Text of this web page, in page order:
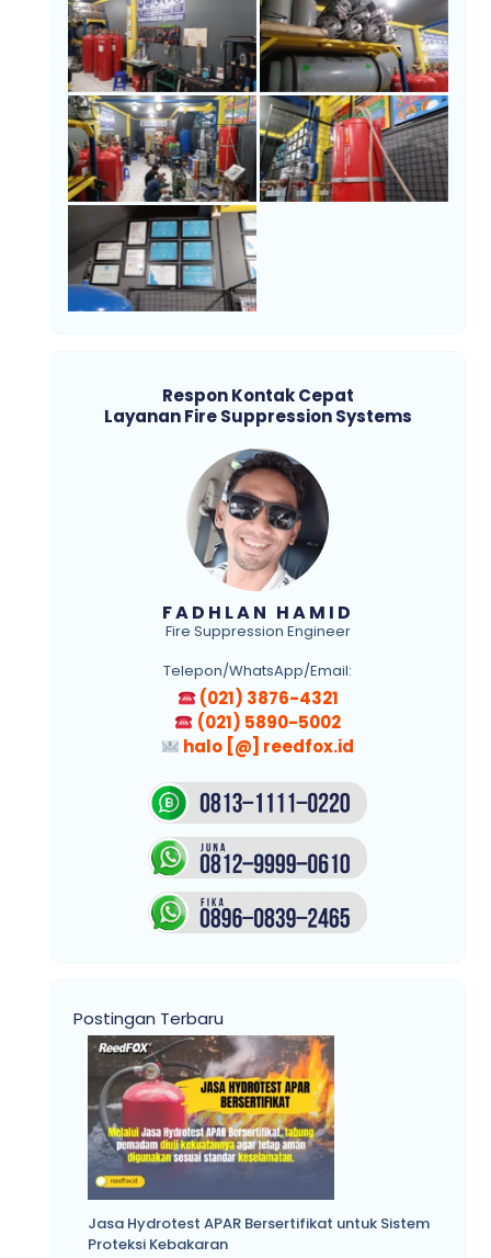
Respon Kontak Cepat
Layanan Fire Suppression Systems
FADHLAN HAMID
Fire Suppression Engineer
Telepon/WhatsApp/Email:
(021) 3876-4321
(021) 5890-5002
halo [@] reedfox.id
Postingan Terbaru
Jasa Hydrotest APAR Bersertifikat untuk Sistem
Proteksi Kebakaran